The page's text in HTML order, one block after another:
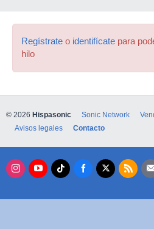
Regístrate o identifícate para
hilo
© 2026 Hispasonic Sonic Network
Avisos legales
Contacto